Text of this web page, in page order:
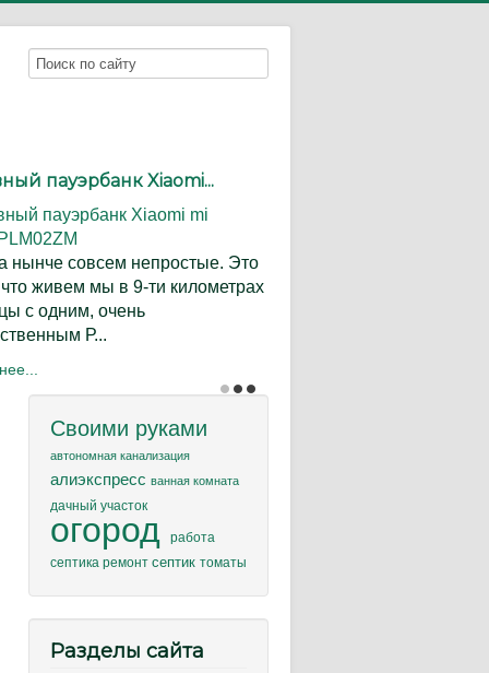
пауэрбанк Xiaomi...
нынче совсем непростые. Это
что живем мы в 9-ти километрах
с одним, очень
Р...
Своими руками
автономная канализация
алиэкспресс ванная комната
дачный участок
огород
работа
септика ремонт септик томаты
Разделы сайта